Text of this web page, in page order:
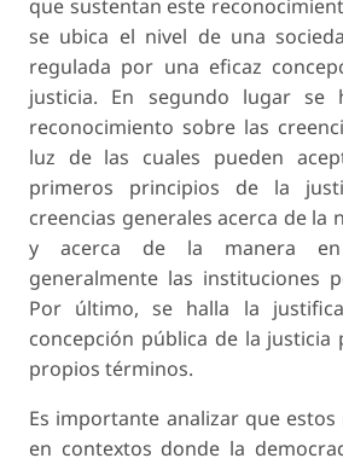
que sustentan este
se ubica el nivel de una
regulada por una eficaz
justicia. En segundo lugar se
reconocimiento sobre las
luz de las cuales pueden
primeros principios de la
creencias generales acerca de la
y acerca de la manera en
generalmente las instituciones
Por último, se halla la
concepción pública de la justicia
propios términos.
Es importante analizar que estos
en contextos donde la